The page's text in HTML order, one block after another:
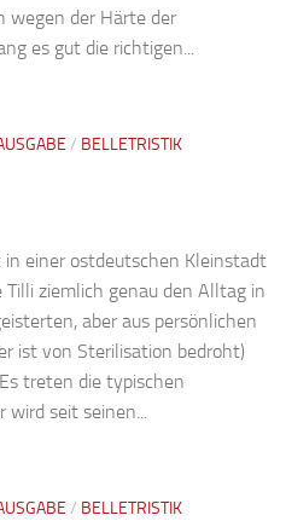
wegen der Härte der
es gut die richtigen...
/ BELLETRISTIK
einer ostdeutschen Kleinstadt
ziemlich genau den Alltag in
aber aus persönlichen
ist von Sterilisation bedroht)
treten die typischen
wird seit seinen...
/ BELLETRISTIK